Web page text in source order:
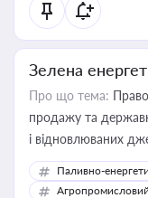
Зелена
Про що тема:
продажу та
і відновлюваних
Паливно-